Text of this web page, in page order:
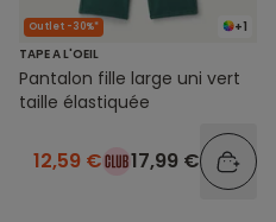
+1
Outlet -30%*
TAPE A L'OEIL
Pantalon fille large uni vert
taille élastiquée
12,59 € 17,99 €